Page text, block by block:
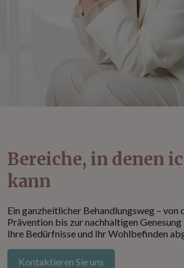
Bereiche, in denen
kann
Ein ganzheitlicher Behandlungsweg – von
Prävention bis zur nachhaltigen
Ihre Bedürfnisse und Ihr Wohlbefinden
Kontaktieren Sie uns